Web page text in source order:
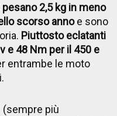
2,5 kg in meno
scorso annoe sono
Piuttosto eclatanti
e 48 Nm per il 450 e
entrambe le moto
(sempre più